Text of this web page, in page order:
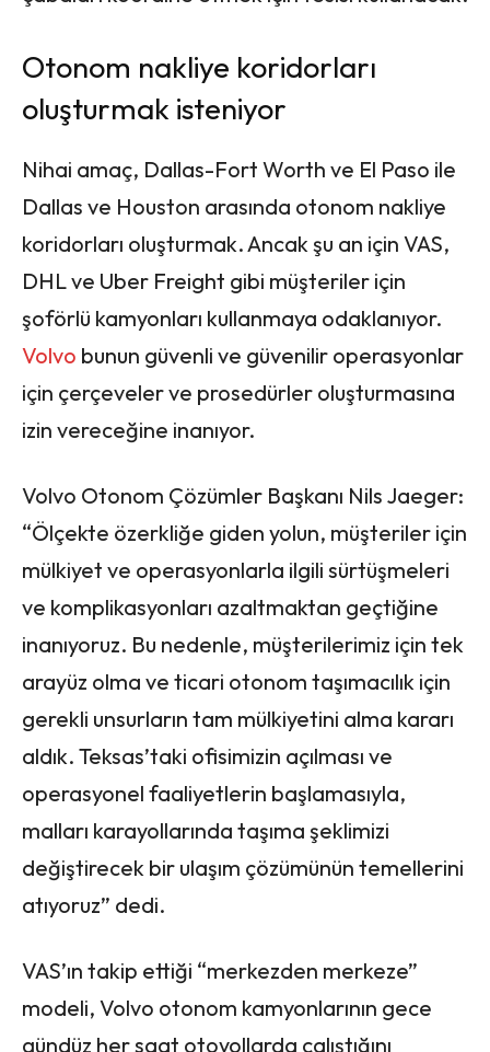
Otonom nakliye koridorları
oluşturmak isteniyor
Nihai amaç, Dallas-Fort Worth ve El Paso ile
Dallas ve Houston arasında otonom nakliye
koridorları oluşturmak. Ancak şu an için VAS,
DHL ve Uber Freight gibi müşteriler için
şoförlü kamyonları kullanmaya odaklanıyor.
Volvo bunun güvenli ve güvenilir operasyonlar
için çerçeveler ve prosedürler oluşturmasına
izin vereceğine inanıyor.
Volvo Otonom Çözümler Başkanı Nils Jaeger:
“Ölçekte özerkliğe giden yolun, müşteriler için
mülkiyet ve operasyonlarla ilgili sürtüşmeleri
ve komplikasyonları azaltmaktan geçtiğine
inanıyoruz. Bu nedenle, müşterilerimiz için tek
arayüz olma ve ticari otonom taşımacılık için
gerekli unsurların tam mülkiyetini alma kararı
aldık. Teksas’taki ofisimizin açılması ve
operasyonel faaliyetlerin başlamasıyla,
malları karayollarında taşıma şeklimizi
değiştirecek bir ulaşım çözümünün temellerini
atıyoruz” dedi.
VAS’ın takip ettiği “merkezden merkeze”
modeli, Volvo otonom kamyonlarının gece
gündüz her saat otoyollarda çalıştığını